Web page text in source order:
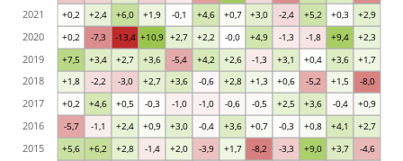
+5,6 +6,2 +2,8 -1,4 +2,0 -3,9 +1,7 -8,2 -3,3 +9,0 +3,7 -4,6
-5,7 -1,1 +2,4 +0,9 +3,0 -0,4 +3,6 +0,7 -0,3 +0,8 +4,1 +2,7
+0,2 +4,6 +0,5 -0,3 -1,0 -1,0 -0,6 -0,5 +2,5 +3,6 -0,4 +0,9
+1,8 -2,2 -3,0 +2,7 +3,6 -0,6 +2,8 +1,3 +0,6 -5,2 +1,5 -8,0
+7,5 +3,4 +2,7 +3,6 -5,4 +4,2 +2,6 -1,3 +3,1 +0,4 +3,6 +1,7
+0,2 -7,3 -13,4 +10,9 +2,7 +2,2 -0,0 +4,9 -1,3 -1,8 +9,4 +2,3
+0,2 +2,4 +6,0 +1,9 -0,1 +4,6 +0,7 +3,0 -2,4 +5,2 +0,3 +2,9
2015
2016
2017
2018
2019
2020
2021